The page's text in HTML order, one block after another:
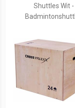
Shuttles Wit -